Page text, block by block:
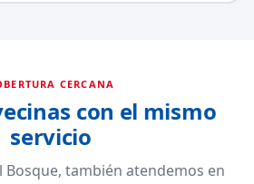
CERCANA
con el mismo
servicio
Bosque, también atendemos en